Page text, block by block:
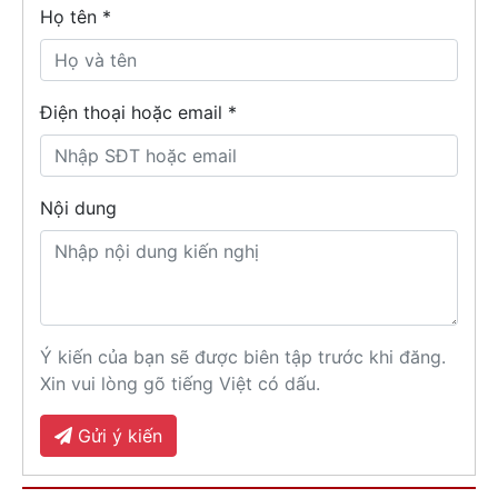
Họ tên *
Điện thoại hoặc email *
Nội dung
Ý kiến của bạn sẽ được biên tập trước khi đăng.
Xin vui lòng gõ tiếng Việt có dấu.
Gửi ý kiến